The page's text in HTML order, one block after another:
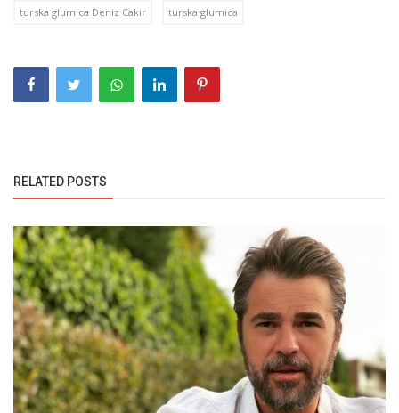
turska glumica Deniz Cakir turska glumica
RELATED POSTS